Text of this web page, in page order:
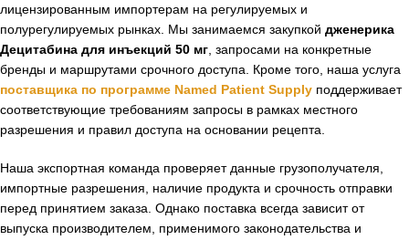
лицензированным импортерам на регулируемых и
полурегулируемых рынках. Мы занимаемся закупкой дженерика
Децитабина для инъекций 50 мг , запросами на конкретные
бренды и маршрутами срочного доступа. Кроме того, наша услуга
поставщика по программе Named Patient Supply поддерживает
соответствующие требованиям запросы в рамках местного
разрешения и правил доступа на основании рецепта.
Наша экспортная команда проверяет данные грузополучателя,
импортные разрешения, наличие продукта и срочность отправки
перед принятием заказа. Однако поставка всегда зависит от
выпуска производителем, применимого законодательства и